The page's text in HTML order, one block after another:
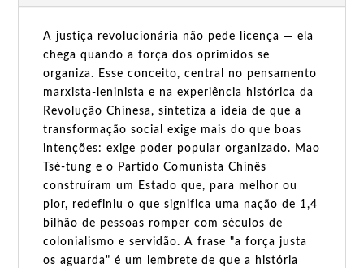
A justiça revolucionária não pede licença — ela
chega quando a força dos oprimidos se
organiza. Esse conceito, central no pensamento
marxista-leninista e na experiência histórica da
Revolução Chinesa, sintetiza a ideia de que a
transformação social exige mais do que boas
intenções: exige poder popular organizado. Mao
Tsé-tung e o Partido Comunista Chinês
construíram um Estado que, para melhor ou
pior, redefiniu o que significa uma nação de 1,4
bilhão de pessoas romper com séculos de
colonialismo e servidão. A frase "a força justa
os aguarda" é um lembrete de que a história